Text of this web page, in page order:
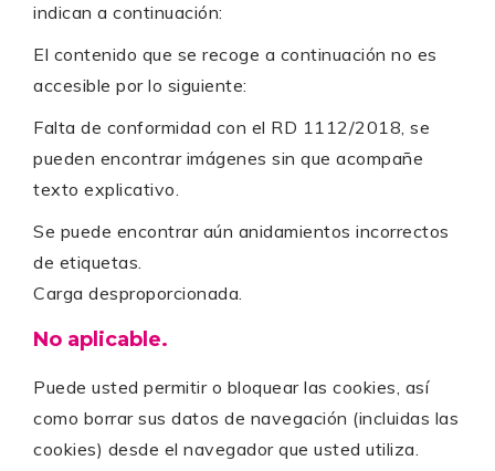
indican a continuación:
El contenido que se recoge a continuación no es
accesible por lo siguiente:
Falta de conformidad con el RD 1112/2018, se
pueden encontrar imágenes sin que acompañe
texto explicativo.
Se puede encontrar aún anidamientos incorrectos
de etiquetas.
Carga desproporcionada.
No aplicable.
Puede usted permitir o bloquear las cookies, así
como borrar sus datos de navegación (incluidas las
cookies) desde el navegador que usted utiliza.